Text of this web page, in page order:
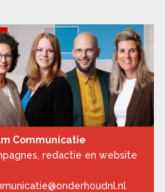
Communicatie
redactie en website